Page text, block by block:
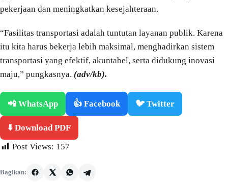
pekerjaan dan meningkatkan kesejahteraan.
“Fasilitas transportasi adalah tuntutan layanan publik. Karena
itu kita harus bekerja lebih maksimal, menghadirkan sistem
transportasi yang efektif, akuntabel, serta didukung inovasi
maju,” pungkasnya. (adv/kb).
📲 WhatsApp 👍 Facebook 🐦 Twitter
⬇️ Download PDF
Post Views: 157
Bagikan: